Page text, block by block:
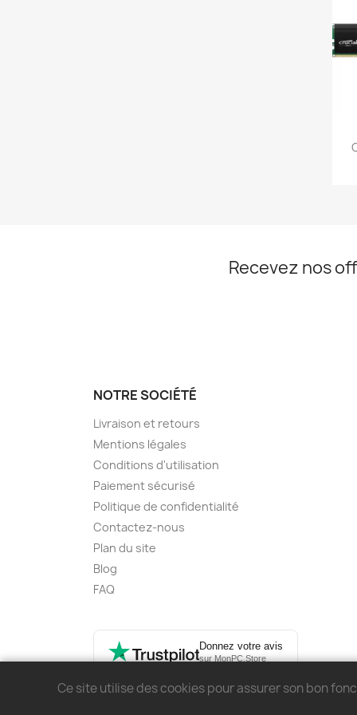
Recevez nos
NOTRE SOCIÉTÉ
Livraison et retours
Mentions légales
Conditions d'utilisation
Paiement sécurisé
Politique de confidentialité
Contactez-nous
Plan du site
Blog
FAQ
Donnez votre avis
sur MonPC.Store
Ce site utilise des cookies pour assurer son bon